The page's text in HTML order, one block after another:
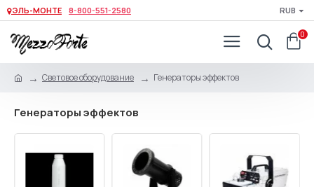
ЭЛЬ-МОНТЕ 8-800-551-2580 RUB
0
Световое оборудование Генераторы эффектов
Генераторы эффектов